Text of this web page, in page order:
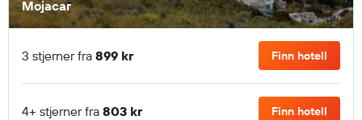
Mojacar
3 stjerner fra 899 kr Finn hotell
4+ stjerner fra 803 kr Finn hotell